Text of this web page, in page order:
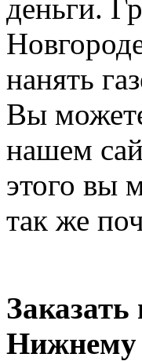
деньги.
нанять
Вы
нашем
этого вы
так же
Нижнему